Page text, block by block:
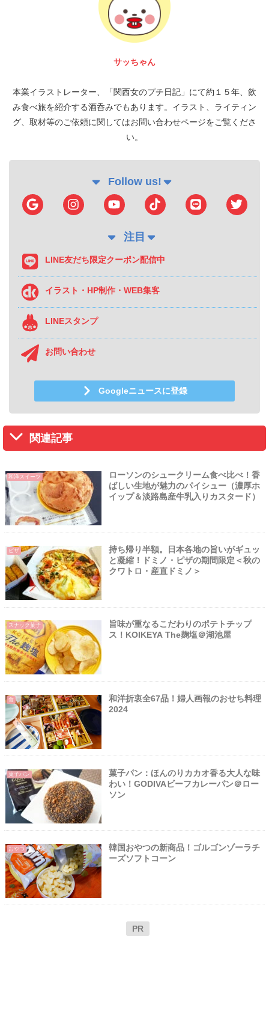
サッちゃん
本業イラストレーター、「関西女のプチ日記」にて約１５年、飲
み食べ旅を紹介する酒呑みでもあります。イラスト、ライティン
グ、取材等のご依頼に関してはお問い合わせページをご覧くださ
い。
Follow us!
注目
LINE友だち限定クーポン配信中
イラスト・HP制作・WEB集客
LINEスタンプ
お問い合わせ
Googleニュースに登録
関連記事
和洋スイーツ
ローソンのシュークリーム食べ比べ！香
ばしい生地が魅力のパイシュー（濃厚ホ
イップ＆淡路島産牛乳入りカスタード）
ピザ
持ち帰り半額。日本各地の旨いがギュッ
と凝縮！ドミノ・ピザの期間限定＜秋の
クワトロ・産直ドミノ＞
スナック菓子
旨味が重なるこだわりのポテトチップ
ス！KOIKEYA The麹塩＠湖池屋
食
和洋折衷全67品！婦人画報のおせち料理
2024
菓子パン
菓子パン：ほんのりカカオ香る大人な味
わい！GODIVAビーフカレーパン＠ロー
ソン
おやつ
韓国おやつの新商品！ゴルゴンゾーラチ
ーズソフトコーン
PR